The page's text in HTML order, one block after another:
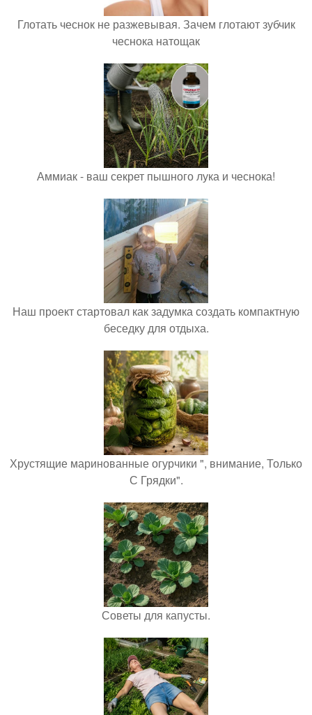
Глотать чеснок не разжевывая. Зачем глотают зубчик
чеснока натощак
Аммиак - ваш секрет пышного лука и чеснока!
Наш проект стартовал как задумка создать компактную
беседку для отдыха.
Хрустящие маринованные огурчики ", внимание, Только
С Грядки".
Советы для капусты.